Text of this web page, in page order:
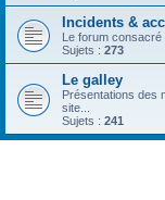
Incidents &
Le forum
Sujets : 273
Le galley
Présentations des
site...
Sujets : 241